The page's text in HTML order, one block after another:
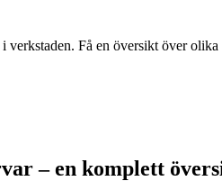
Få en översikt över
– en komplett